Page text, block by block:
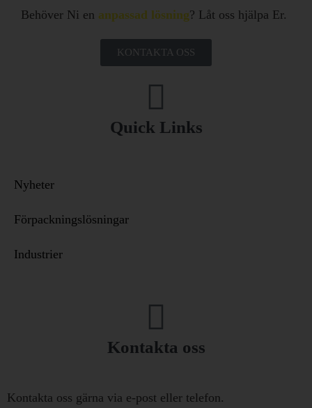
Behöver Ni en anpassad lösning? Låt oss hjälpa Er.
KONTAKTA OSS
Quick Links
Nyheter
Förpackningslösningar
Industrier
Kontakta oss
Kontakta oss gärna via e-post eller telefon.